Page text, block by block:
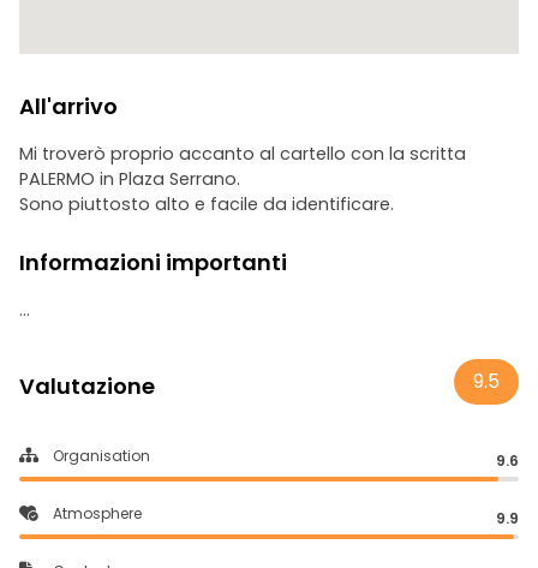
All'arrivo
Mi troverò proprio accanto al cartello con la scritta
PALERMO in Plaza Serrano.
Sono piuttosto alto e facile da identificare.
Informazioni importanti
...
Valutazione 9.5
Organisation 9.6
Atmosphere 9.9